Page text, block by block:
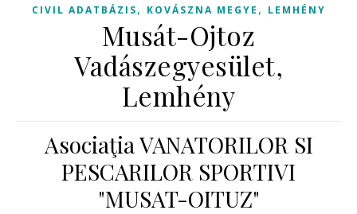
CIVIL ADATBÁZIS, KOVÁSZNA MEGYE , LEMHÉNY
Musát-Ojtoz
Vadászegyesület,
Lemhény
Asociaţia VANATORILOR SI
PESCARILOR SPORTIVI
"MUSAT-OITUZ"